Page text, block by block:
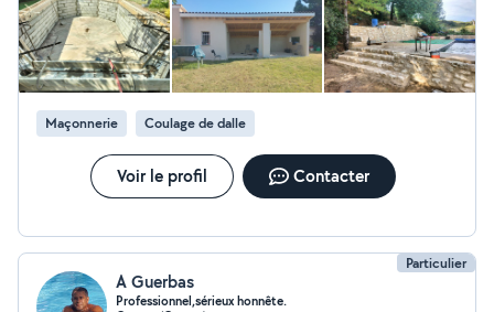
Maçonnerie Coulage de dalle
Voir le profil Contacter
Particulier
A Guerbas
Professionnel,sérieux honnête.